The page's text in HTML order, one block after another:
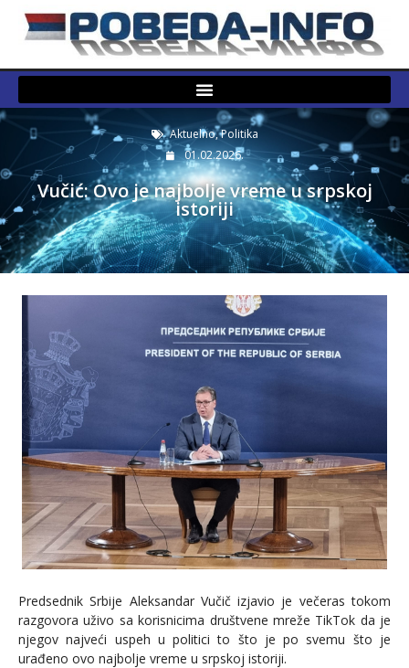
Aktuelno,Politika
01.02.2026.
Vučić: Ovo je najbolje vreme u srpskoj
istoriji
Predsednik Srbije Aleksandar Vučič izjavio je večeras tokom
razgovora uživo sa korisnicima društvene mreže TikTok da je
njegov najveći uspeh u politici to što je po svemu što je
urađeno ovo najbolje vreme u srpskoj istoriji.